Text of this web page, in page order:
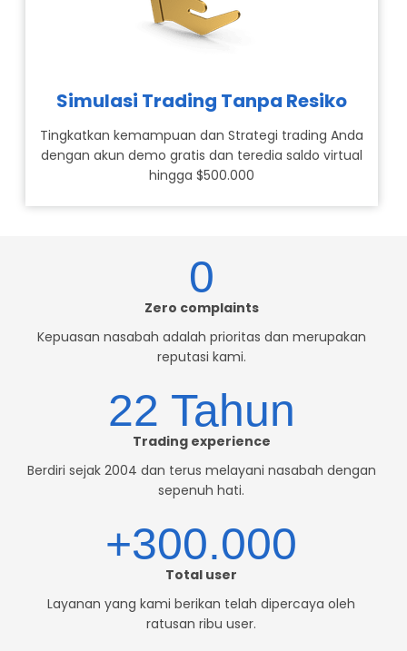
Simulasi Trading Tanpa Resiko
Tingkatkan kemampuan dan Strategi trading Anda
dengan akun demo gratis dan teredia saldo virtual
hingga $500.000
0
Zero complaints
Kepuasan nasabah adalah prioritas dan merupakan
reputasi kami.
22 Tahun
Trading experience
Berdiri sejak 2004 dan terus melayani nasabah dengan
sepenuh hati.
+300.000
Total user
Layanan yang kami berikan telah dipercaya oleh
ratusan ribu user.